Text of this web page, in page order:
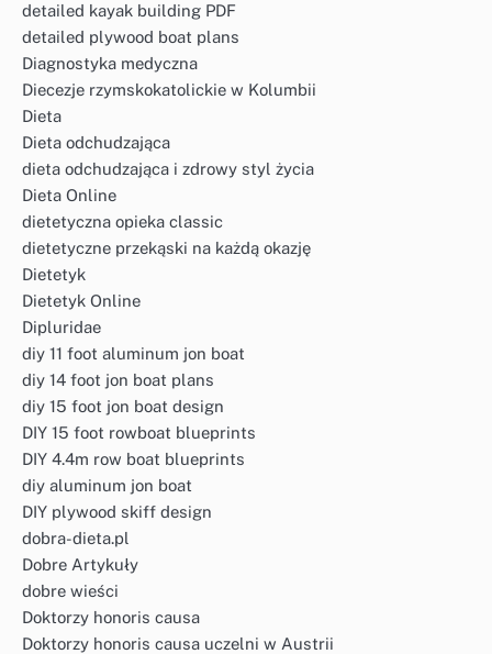
detailed kayak building PDF
detailed plywood boat plans
Diagnostyka medyczna
Diecezje rzymskokatolickie w Kolumbii
Dieta
Dieta odchudzająca
dieta odchudzająca i zdrowy styl życia
Dieta Online
dietetyczna opieka classic
dietetyczne przekąski na każdą okazję
Dietetyk
Dietetyk Online
Dipluridae
diy 11 foot aluminum jon boat
diy 14 foot jon boat plans
diy 15 foot jon boat design
DIY 15 foot rowboat blueprints
DIY 4.4m row boat blueprints
diy aluminum jon boat
DIY plywood skiff design
dobra-dieta.pl
Dobre Artykuły
dobre wieści
Doktorzy honoris causa
Doktorzy honoris causa uczelni w Austrii